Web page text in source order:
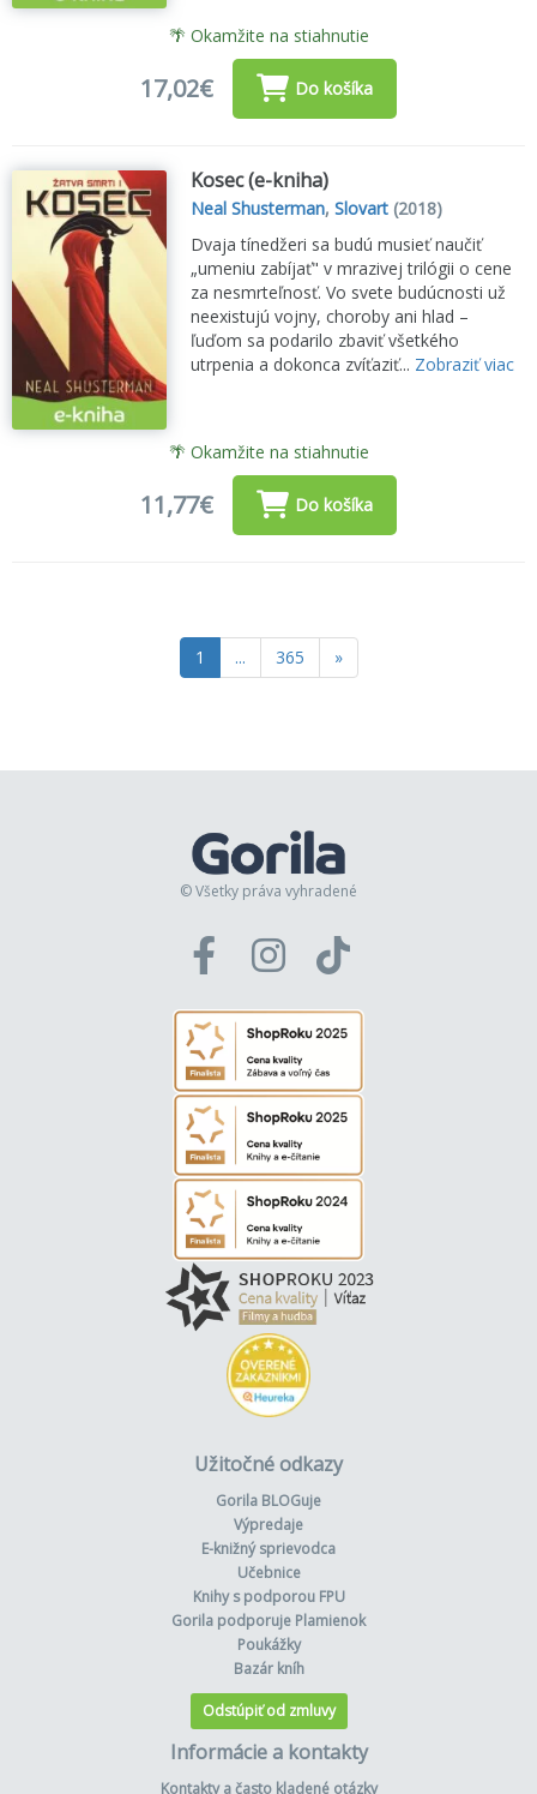
🌴 Okamžite na stiahnutie
17,02€ Do košíka
Kosec (e-kniha)
Neal Shusterman,Slovart (2018)
Dvaja tínedžeri sa budú musieť naučiť
„umeniu zabíjať" v mrazivej trilógii o cene
za nesmrteľnosť. Vo svete budúcnosti už
neexistujú vojny, choroby ani hlad –
ľuďom sa podarilo zbaviť všetkého
utrpenia a dokonca zvíťaziť... Zobraziť viac
🌴 Okamžite na stiahnutie
11,77€ Do košíka
1 ... 365 »
© Všetky práva vyhradené
Užitočné odkazy
Gorila BLOGuje
Výpredaje
E-knižný sprievodca
Učebnice
Knihy s podporou FPU
Gorila podporuje Plamienok
Poukážky
Bazár kníh
Odstúpiť od zmluvy
Informácie a kontakty
Kontakty a často kladené otázky